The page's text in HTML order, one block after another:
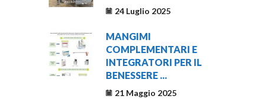
24 Luglio 2025
MANGIMI
COMPLEMENTARI E
INTEGRATORI PER IL
BENESSERE ...
21 Maggio 2025